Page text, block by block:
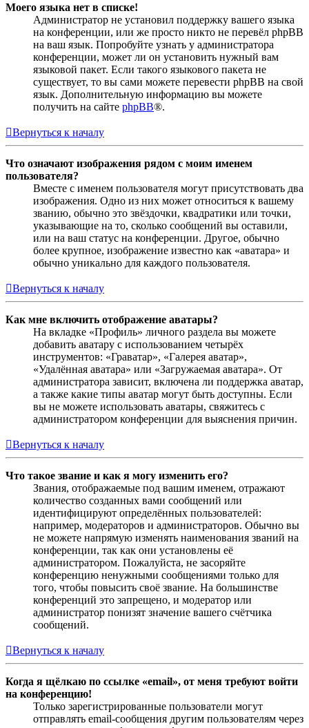
Моего языка нет в списке!
Администратор не установил поддержку вашего языка
на конференции, или же просто никто не перевёл phpBB
на ваш язык. Попробуйте узнать у администратора
конференции, может ли он установить нужный вам
языковой пакет. Если такого языкового пакета не
существует, то вы сами можете перевести phpBB на свой
язык. Дополнительную информацию вы можете
получить на сайте phpBB®.
Вернуться к началу
Что означают изображения рядом с моим именем
пользователя?
Вместе с именем пользователя могут присутствовать два
изображения. Одно из них может относиться к вашему
званию, обычно это звёздочки, квадратики или точки,
указывающие на то, сколько сообщений вы оставили,
или на ваш статус на конференции. Другое, обычно
более крупное, изображение известно как «аватара» и
обычно уникально для каждого пользователя.
Вернуться к началу
Как мне включить отображение аватары?
На вкладке «Профиль» личного раздела вы можете
добавить аватару с использованием четырёх
инструментов: «Граватар», «Галерея аватар»,
«Удалённая аватара» или «Загружаемая аватара». От
администратора зависит, включена ли поддержка аватар,
а также какие типы аватар могут быть доступны. Если
вы не можете использовать аватары, свяжитесь с
администратором конференции для выяснения причин.
Вернуться к началу
Что такое звание и как я могу изменить его?
Звания, отображаемые под вашим именем, отражают
количество созданных вами сообщений или
идентифицируют определённых пользователей:
например, модераторов и администраторов. Обычно вы
не можете напрямую изменять наименования званий на
конференции, так как они установлены её
администратором. Пожалуйста, не засоряйте
конференцию ненужными сообщениями только для
того, чтобы повысить своё звание. На большинстве
конференций это запрещено, и модератор или
администратор понизят значение вашего счётчика
сообщений.
Вернуться к началу
Когда я щёлкаю по ссылке «email», от меня требуют войти
на конференцию!
Только зарегистрированные пользователи могут
отправлять email-сообщения другим пользователям через